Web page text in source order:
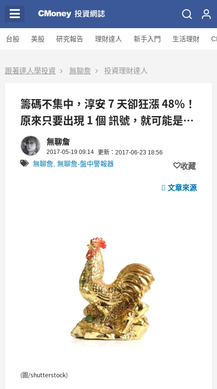
台股 美股 研究報告 理財達人 新手入門 生活理財
跟著達人學投資 無聊詹 投資理財達人
籌碼不集中，淳安 7 天卻狂漲 48％！
原來只要出現 1 個 訊號，就可能是潛
力大飆股！
無聊詹
2017-05-19 09:14 更新：2017-06-23 18:56
無聊詹 無聊詹-盤中警報器 收藏
文章來源
(圖/shutterstock)